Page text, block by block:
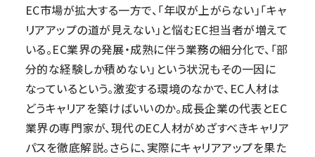
EC市場が拡大する一方で、「年収が上がらない」「キャ
リアアップの道が見えない」と悩むEC担当者が増えて
いる。EC業界の発展・成熟に伴う業務の細分化で、「部
分的な経験しか積めない」という状況もその一因に
なっているという。激変する環境のなかで、EC人材は
どうキャリアを築けばいいのか。成長企業の代表とEC
業界の専門家が、現代のEC人材がめざすべきキャリア
パスを徹底解説。さらに、実際にキャリアアップを果た